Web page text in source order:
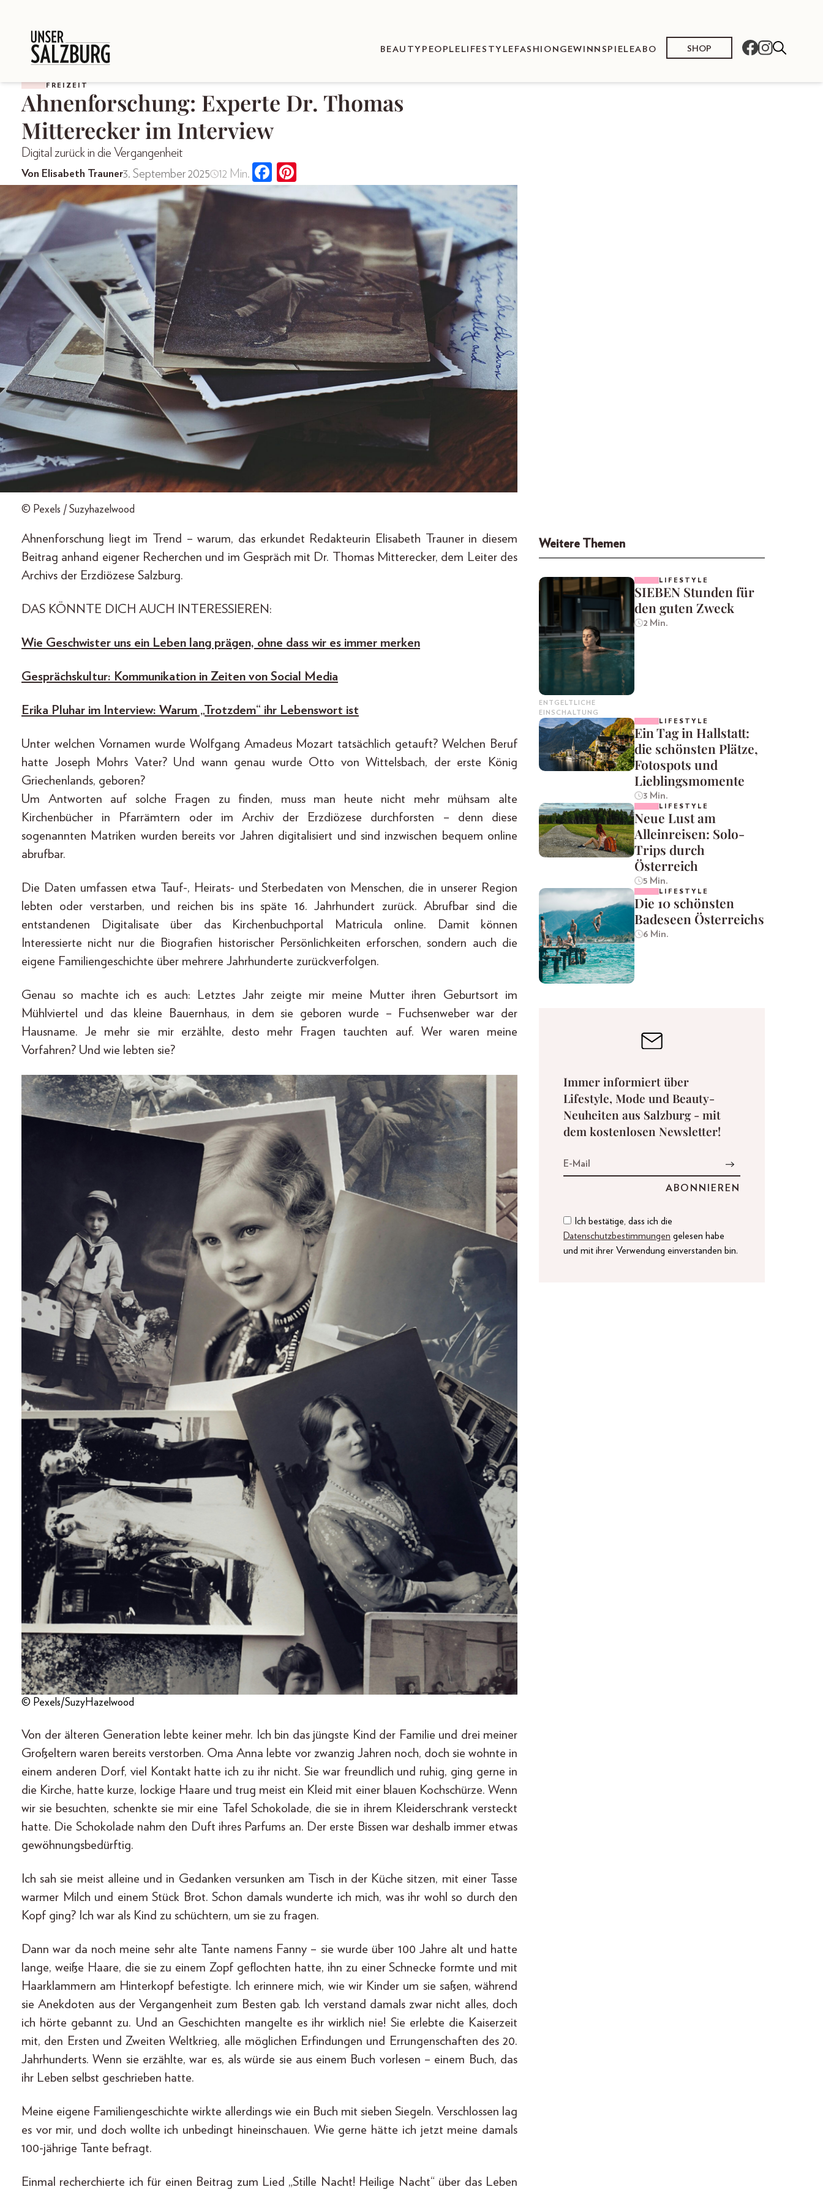
BEAUTY PEOPLE LIFESTYLE FASHION GEWINNSPIELEABO SHOP
FREIZEIT
Ahnenforschung: Experte Dr. Thomas
Mitterecker im Interview
Digital zurück in die Vergangenheit
Von Elisabeth Trauner3. September 2025 12 Min.
© Pexels / Suzyhazelwood
Ahnenforschung liegt im Trend – warum, das erkundet Redakteurin Elisabeth Trauner in diesem
Beitrag anhand eigener Recherchen und im Gespräch mit Dr. Thomas Mitterecker, dem Leiter des
Archivs der Erzdiözese Salzburg.
DAS KÖNNTE DICH AUCH INTERESSIEREN:
Wie Geschwister uns ein Leben lang prägen, ohne dass wir es immer merken
Gesprächskultur: Kommunikation in Zeiten von Social Media
Erika Pluhar im Interview: Warum „Trotzdem“ ihr Lebenswort ist
Unter welchen Vornamen wurde Wolfgang Amadeus Mozart tatsächlich getauft? Welchen Beruf
hatte Joseph Mohrs Vater? Und wann genau wurde Otto von Wittelsbach, der erste König
Griechenlands, geboren?
Um Antworten auf solche Fragen zu finden, muss man heute nicht mehr mühsam alte
Kirchenbücher in Pfarrämtern oder im Archiv der Erzdiözese durchforsten – denn diese
sogenannten Matriken wurden bereits vor Jahren digitalisiert und sind inzwischen bequem online
abrufbar.
Die Daten umfassen etwa Tauf-, Heirats- und Sterbedaten von Menschen, die in unserer Region
lebten oder verstarben, und reichen bis ins späte 16. Jahrhundert zurück. Abrufbar sind die
entstandenen Digitalisate über das Kirchenbuchportal Matricula online. Damit können
Interessierte nicht nur die Biografien historischer Persönlichkeiten erforschen, sondern auch die
eigene Familiengeschichte über mehrere Jahrhunderte zurückverfolgen.
Genau so machte ich es auch: Letztes Jahr zeigte mir meine Mutter ihren Geburtsort im
Mühlviertel und das kleine Bauernhaus, in dem sie geboren wurde – Fuchsenweber war der
Hausname. Je mehr sie mir erzählte, desto mehr Fragen tauchten auf. Wer waren meine
Vorfahren? Und wie lebten sie?
© Pexels/SuzyHazelwood
Von der älteren Generation lebte keiner mehr. Ich bin das jüngste Kind der Familie und drei meiner
Großeltern waren bereits verstorben. Oma Anna lebte vor zwanzig Jahren noch, doch sie wohnte in
einem anderen Dorf, viel Kontakt hatte ich zu ihr nicht. Sie war freundlich und ruhig, ging gerne in
die Kirche, hatte kurze, lockige Haare und trug meist ein Kleid mit einer blauen Kochschürze. Wenn
wir sie besuchten, schenkte sie mir eine Tafel Schokolade, die sie in ihrem Kleiderschrank versteckt
hatte. Die Schokolade nahm den Duft ihres Parfums an. Der erste Bissen war deshalb immer etwas
gewöhnungsbedürftig.
Ich sah sie meist alleine und in Gedanken versunken am Tisch in der Küche sitzen, mit einer Tasse
warmer Milch und einem Stück Brot. Schon damals wunderte ich mich, was ihr wohl so durch den
Kopf ging? Ich war als Kind zu schüchtern, um sie zu fragen.
Dann war da noch meine sehr alte Tante namens Fanny – sie wurde über 100 Jahre alt und hatte
lange, weiße Haare, die sie zu einem Zopf geflochten hatte, ihn zu einer Schnecke formte und mit
Haarklammern am Hinterkopf befestigte. Ich erinnere mich, wie wir Kinder um sie saßen, während
sie Anekdoten aus der Vergangenheit zum Besten gab. Ich verstand damals zwar nicht alles, doch
ich hörte gebannt zu. Und an Geschichten mangelte es ihr wirklich nie! Sie erlebte die Kaiserzeit
mit, den Ersten und Zweiten Weltkrieg, alle möglichen Erfindungen und Errungenschaften des 20.
Jahrhunderts. Wenn sie erzählte, war es, als würde sie aus einem Buch vorlesen – einem Buch, das
ihr Leben selbst geschrieben hatte.
Meine eigene Familiengeschichte wirkte allerdings wie ein Buch mit sieben Siegeln. Verschlossen lag
es vor mir, und doch wollte ich unbedingt hineinschauen. Wie gerne hätte ich jetzt meine damals
100-jährige Tante befragt.
Einmal recherchierte ich für einen Beitrag zum Lied „Stille Nacht! Heilige Nacht“ über das Leben
Weitere Themen
ENTGELTLICHE
EINSCHALTUNG
LIFESTYLE
SIEBEN Stunden für
den guten Zweck
2 Min.
LIFESTYLE
Ein Tag in Hallstatt:
die schönsten Plätze,
Fotospots und
Lieblingsmomente
3 Min.
LIFESTYLE
Neue Lust am
Alleinreisen: Solo-
Trips durch
Österreich
5 Min.
LIFESTYLE
Die 10 schönsten
Badeseen Österreichs
6 Min.
Immer informiert über
Lifestyle, Mode und Beauty-
Neuheiten aus Salzburg - mit
dem kostenlosen Newsletter!
Ich bestätige, dass ich die
Datenschutzbestimmungen gelesen habe
und mit ihrer Verwendung einverstanden bin.